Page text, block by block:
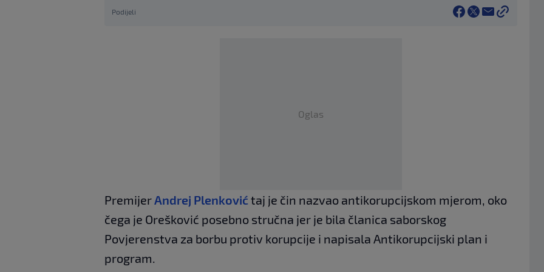
Podijeli
Oglas
PremijerAndrej Plenkovićtaj je čin nazvao antikorupcijskom mjerom, oko
čega je Orešković posebno stručna jer je bila članica saborskog
Povjerenstva za borbu protiv korupcije i napisala Antikorupcijski plan i
program.